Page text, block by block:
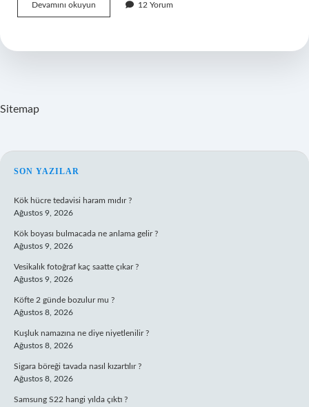
Devamını okuyun
is
Agriculture
12 Yorum
Sitemap
SIDEBAR
SON YAZILAR
Kök hücre tedavisi haram mıdır ?
Ağustos 9, 2026
Kök boyası bulmacada ne anlama gelir ?
Ağustos 9, 2026
Vesikalık fotoğraf kaç saatte çıkar ?
Ağustos 9, 2026
Köfte 2 günde bozulur mu ?
Ağustos 8, 2026
Kuşluk namazına ne diye niyetlenilir ?
Ağustos 8, 2026
Sigara böreği tavada nasıl kızartılır ?
Ağustos 8, 2026
Samsung S22 hangi yılda çıktı ?